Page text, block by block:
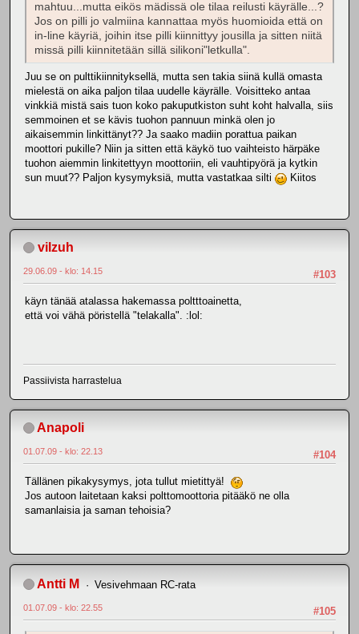
mahtuu...mutta eikös mädissä ole tilaa reilusti käyrälle...?
Jos on pilli jo valmiina kannattaa myös huomioida että on
in-line käyriä, joihin itse pilli kiinnittyy jousilla ja sitten niitä
missä pilli kiinnitetään sillä silikoni"letkulla".
Juu se on pulttikiinnityksellä, mutta sen takia siinä kullä omasta
mielestä on aika paljon tilaa uudelle käyrälle. Voisitteko antaa
vinkkiä mistä sais tuon koko pakuputkiston suht koht halvalla, siis
semmoinen et se kävis tuohon pannuun minkä olen jo
aikaisemmin linkittänyt?? Ja saako madiin porattua paikan
moottori pukille? Niin ja sitten että käykö tuo vaihteisto härpäke
tuohon aiemmin linkitettyyn moottoriin, eli vauhtipyörä ja kytkin
sun muut?? Paljon kysymyksiä, mutta vastatkaa silti
Kiitos
vilzuh
#103
29.06.09 - klo: 14.15
käyn tänää atalassa hakemassa poltttoainetta,
että voi vähä pöristellä "telakalla". :lol:
Passiivista harrastelua
Anapoli
#104
01.07.09 - klo: 22.13
Tällänen pikakysymys, jota tullut mietittyä!
Jos autoon laitetaan kaksi polttomoottoria pitääkö ne olla
samanlaisia ja saman tehoisia?
Antti M Vesivehmaan RC-rata
#105
01.07.09 - klo: 22.55